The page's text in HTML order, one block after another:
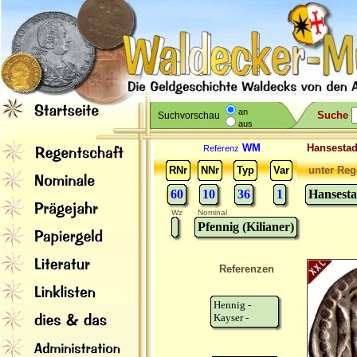
Suchvorschau
an
aus
Suche
Referenz WM
RNr
NNr Typ Var
60 10 36 1
unter
Wz Nominal
Pfennig (Kilianer)
Referenzen
Hennig -
Kayser -